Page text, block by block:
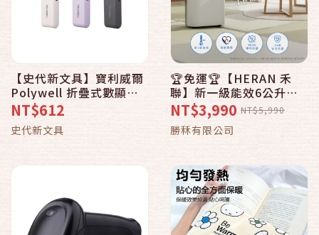
【史代新文具】寶利威爾
Polywell 折疊式數顯冰
敷風扇/小電扇/手持電扇/
電風扇/涼風扇
NT$612
史代新文具
🏆免運🏆【HERAN 禾
聯】新一級能效6公升抑
菌除濕機 HDH-
12DY030N
NT$3,990 NT$5,990
勝秝有限公司